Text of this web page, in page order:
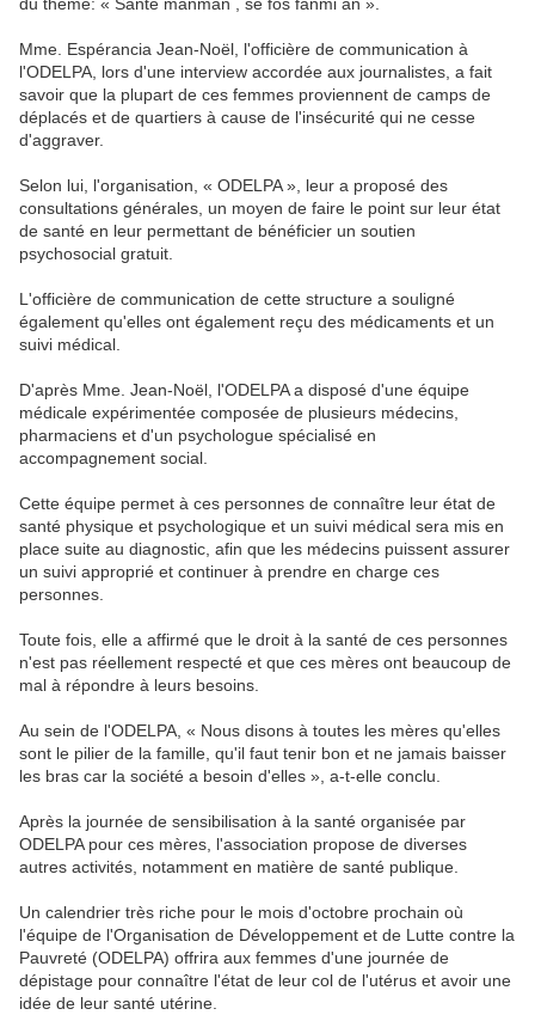
Mme. Espérancia Jean-Noël, l'officière de communication à
l'ODELPA, lors d'une interview accordée aux journalistes, a fait
savoir que la plupart de ces femmes proviennent de camps de
déplacés et de quartiers à cause de l'insécurité qui ne cesse
d'aggraver.
Selon lui, l'organisation, « ODELPA », leur a proposé des
consultations générales, un moyen de faire le point sur leur état
de santé en leur permettant de bénéficier un soutien
psychosocial gratuit.
L'officière de communication de cette structure a souligné
également qu'elles ont également reçu des médicaments et un
suivi médical.
D'après Mme. Jean-Noël, l'ODELPA a disposé d'une équipe
médicale expérimentée composée de plusieurs médecins,
pharmaciens et d'un psychologue spécialisé en
accompagnement social.
Cette équipe permet à ces personnes de connaître leur état de
santé physique et psychologique et un suivi médical sera mis en
place suite au diagnostic, afin que les médecins puissent assurer
un suivi approprié et continuer à prendre en charge ces
personnes.
Toute fois, elle a affirmé que le droit à la santé de ces personnes
n'est pas réellement respecté et que ces mères ont beaucoup de
mal à répondre à leurs besoins.
Au sein de l'ODELPA, « Nous disons à toutes les mères qu'elles
sont le pilier de la famille, qu'il faut tenir bon et ne jamais baisser
les bras car la société a besoin d'elles », a-t-elle conclu.
Après la journée de sensibilisation à la santé organisée par
ODELPA pour ces mères, l'association propose de diverses
autres activités, notamment en matière de santé publique.
Un calendrier très riche pour le mois d'octobre prochain où
l'équipe de l'Organisation de Développement et de Lutte contre la
Pauvreté (ODELPA) offrira aux femmes d'une journée de
dépistage pour connaître l'état de leur col de l'utérus et avoir une
idée de leur santé utérine.